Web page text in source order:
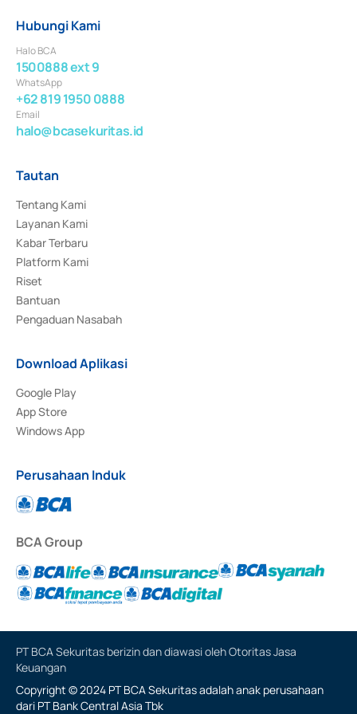
Hubungi Kami
Halo BCA
1500888 ext 9
WhatsApp
+62 819 1950 0888
Email
halo@bcasekuritas.id
Tautan
Tentang Kami
Layanan Kami
Kabar Terbaru
Platform Kami
Riset
Bantuan
Pengaduan Nasabah
Download Aplikasi
Google Play
App Store
Windows App
Perusahaan Induk
BCA Group
PT BCA Sekuritas berizin dan diawasi oleh Otoritas Jasa
Keuangan
Copyright © 2024 PT BCA Sekuritas adalah anak perusahaan
dari PT Bank Central Asia Tbk